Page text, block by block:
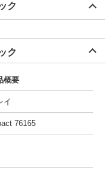
ク
ク
概要
イ
76165